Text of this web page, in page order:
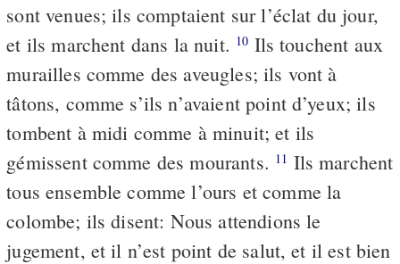
sont venues; ils comptaient sur l’éclat du jour,
et ils marchent dans la nuit. 10 Ils touchent aux
murailles comme des aveugles; ils vont à
tâtons, comme s’ils n’avaient point d’yeux; ils
tombent à midi comme à minuit; et ils
gémissent comme des mourants. 11 Ils marchent
tous ensemble comme l’ours et comme la
colombe; ils disent: Nous attendions le
jugement, et il n’est point de salut, et il est bien